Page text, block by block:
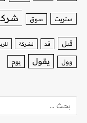
ستريت سوق
قبل قد لشركة
وول يقول يوم